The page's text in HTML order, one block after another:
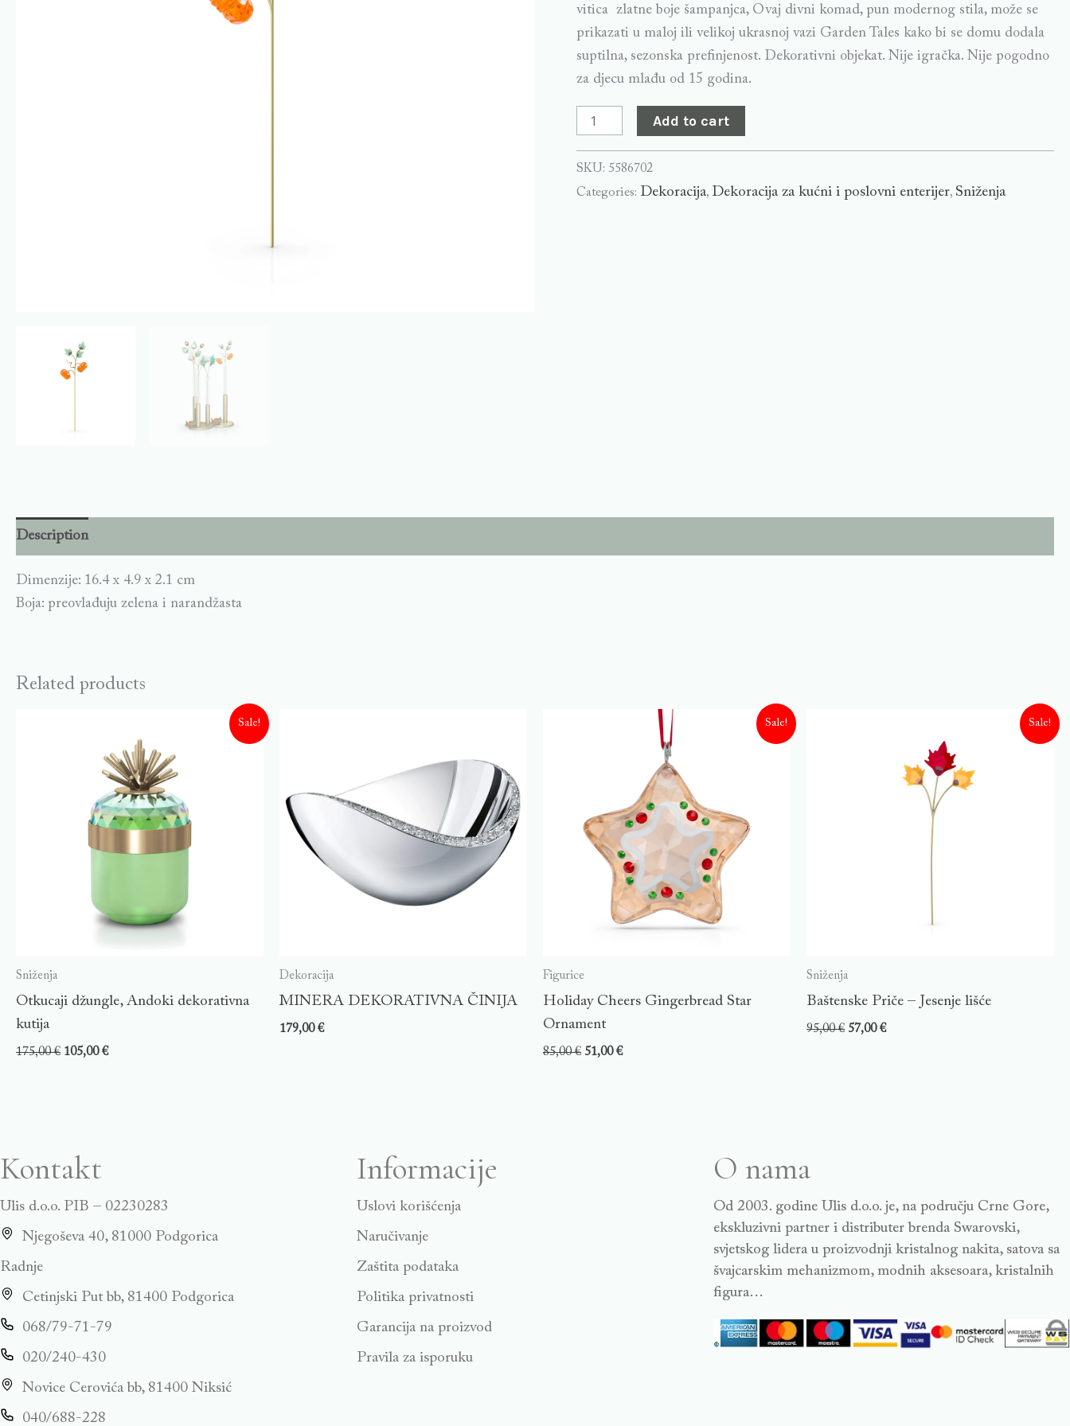
vitica zlatne boje šampanjca, Ovaj divni komad, pun modernog stila, može se
prikazati u maloj ili velikoj ukrasnoj vazi Garden Tales kako bi se domu dodala
suptilna, sezonska prefinjenost. Dekorativni objekat. Nije igračka. Nije pogodno
za djecu mlađu od 15 godina.
Add to cart
SKU: 5586702
Categories: Dekoracija, Dekoracija za kućni i poslovni enterijer, Sniženja
Description
Dimenzije: 16.4 x 4.9 x 2.1 cm
Boja: preovlađuju zelena i narandžasta
Related products
Sale!
Sniženja
Otkucaji džungle, Andoki dekorativna
kutija
175,00€ 105,00€
Dekoracija
MINERA DEKORATIVNA ČINIJA
179,00€
Sale!
Figurice
Holiday Cheers Gingerbread Star
Ornament
85,00€ 51,00€
Sale!
Sniženja
Baštenske Priče – Jesenje lišće
95,00€ 57,00€
Kontakt
Ulis d.o.o. PIB – 02230283
Njegoševa 40, 81000 Podgorica
Radnje
Cetinjski Put bb, 81400 Podgorica
068/79-71-79
020/240-430
Novice Cerovića bb, 81400 Niksić
040/688-228
Informacije
Uslovi korišćenja
Naručivanje
Zaštita podataka
Politika privatnosti
Garancija na proizvod
Pravila za isporuku
O nama
Od 2003. godine Ulis d.o.o. je, na području Crne Gore,
ekskluzivni partner i distributer brenda Swarovski,
svjetskog lidera u proizvodnji kristalnog nakita, satova sa
švajcarskim mehanizmom, modnih aksesoara, kristalnih
figura…